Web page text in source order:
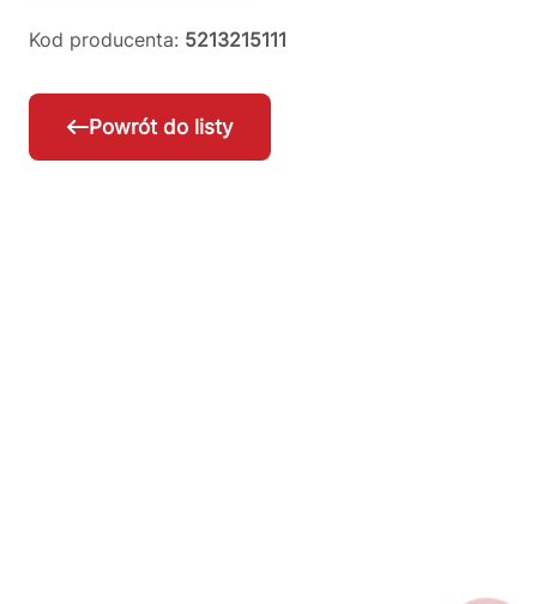
Kod producenta: 5213215111
Powrót do listy